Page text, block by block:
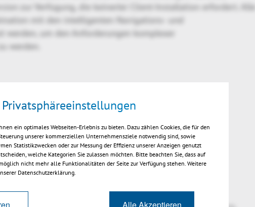
zur Verfügung, die keinerlei Client-Installation erfordert. Alle
mit den intelligenten Navigations- und
werden, um den Anforderungen komplexer
werden.
Privatsphäreeinstellungen
ein optimales Webseiten-Erlebnis zu bieten. Dazu zählen Cookies, die für den
unserer kommerziellen Unternehmensziele notwendig sind, sowie
Statistikzwecken oder zur Messung der Effizienz unserer Anzeigen genutzt
welche Kategorien Sie zulassen möchten. Bitte beachten Sie, dass auf
nicht mehr alle Funktionalitäten der Seite zur Verfügung stehen. Weitere
Datenschutzerklärung.
Alle Akzeptieren